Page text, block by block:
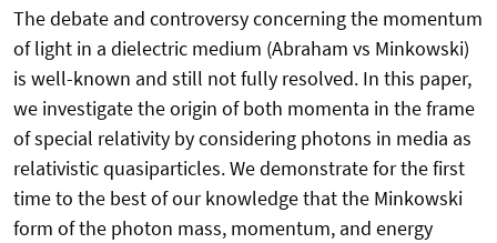
The debate and controversy concerning the momentum
of light in a dielectric medium (Abraham vs Minkowski)
is well-known and still not fully resolved. In this paper,
we investigate the origin of both momenta in the frame
of special relativity by considering photons in media as
relativistic quasiparticles. We demonstrate for the first
time to the best of our knowledge that the Minkowski
form of the photon mass, momentum, and energy